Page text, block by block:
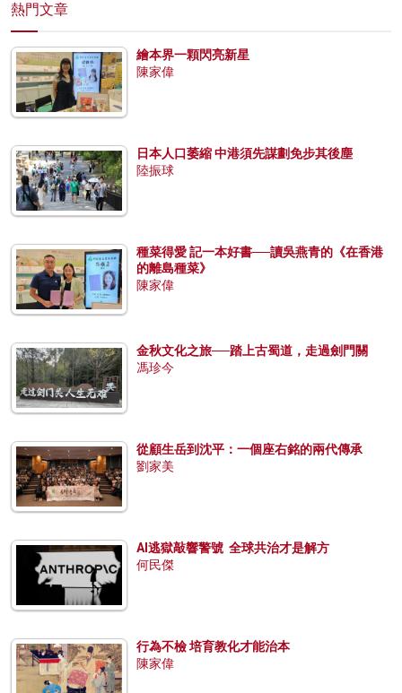
熱門文章
繪本界一顆閃亮新星
陳家偉
日本人口萎縮 中港須先謀劃免步其後塵
陸振球
種菜得愛 記一本好書──讀吳燕青的《在香港
的離島種菜》
陳家偉
金秋文化之旅──踏上古蜀道，走過劍門關
馮珍今
從顧生岳到沈平：一個座右銘的兩代傳承
劉家美
AI逃獄敲響警號 全球共治才是解方
何民傑
行為不檢 培育教化才能治本
陳家偉